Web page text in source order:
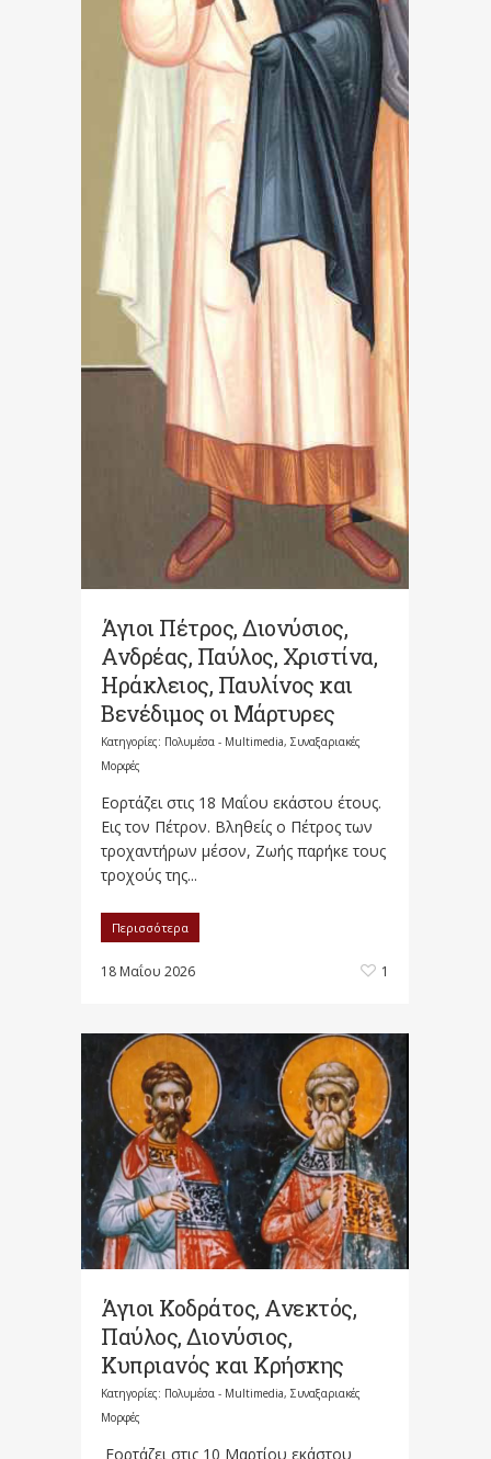
Άγιοι Πέτρος, Διονύσιος,
Ανδρέας, Παύλος, Χριστίνα,
Ηράκλειος, Παυλίνος και
Βενέδιμος οι Μάρτυρες
Κατηγορίες: Πολυμέσα - Multimedia, Συναξαριακές
Μορφές
Εορτάζει στις 18 Μαΐου εκάστου έτους.
Eις τον Πέτρον. Bληθείς ο Πέτρος των
τροχαντήρων μέσον, Ζωής παρήκε τους
τροχούς της...
Περισσότερα
18 Μαΐου 2026 1
Άγιοι Κοδράτος, Ανεκτός,
Παύλος, Διονύσιος,
Κυπριανός και Κρήσκης
Κατηγορίες: Πολυμέσα - Multimedia, Συναξαριακές
Μορφές
Εορτάζει στις 10 Μαρτίου εκάστου